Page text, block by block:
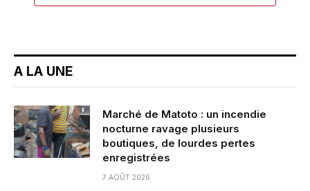
A LA UNE
Marché de Matoto : un incendie
nocturne ravage plusieurs
boutiques, de lourdes pertes
enregistrées
7 AOÛT 2026